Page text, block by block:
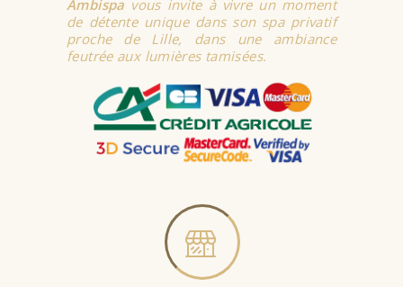
Ambispa vous invite à vivre un moment
de détente unique dans son spa privatif
proche de Lille, dans une ambiance
feutrée aux lumières tamisées.